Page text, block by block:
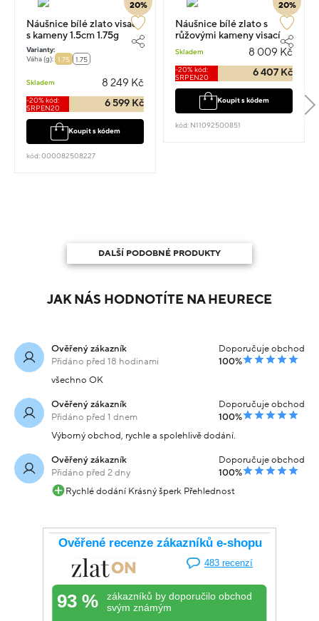
20%
Náušnice bílé zlato visací
s kameny 1.5cm 1.75g
Varianty:
Váha (g): 1.75 1.75
Skladem 8 249 Kč
-20% kód:
SRPEN20
6 599 Kč
Koupit s kódem
kód: 000082508227
20%
Náušnice bílé zlato s
růžovými kameny visací
Skladem 8 009 Kč
-20% kód:
SRPEN20
6 407 Kč
Koupit s kódem
kód: N11092500851
DALŠÍ PODOBNÉ PRODUKTY
JAK NÁS HODNOTÍTE NA HEURECE
Ověřený zákazník
Přidáno před 18 hodinami
Doporučuje obchod
100%
všechno OK
Ověřený zákazník
Přidáno před 1 dnem
Doporučuje obchod
100%
Výborný obchod, rychle a spolehlivě dodání.
Ověřený zákazník
Přidáno před 2 dny
Doporučuje obchod
100%
Rychlé dodání Krásný šperk Přehlednost